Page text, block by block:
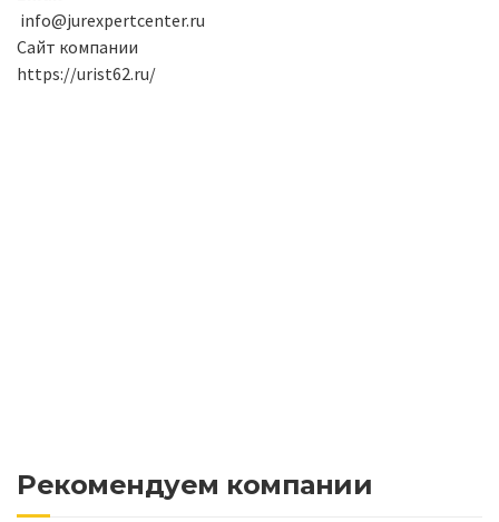
info@jurexpertcenter.ru
Сайт компании
https://urist62.ru/
Рекомендуем компании